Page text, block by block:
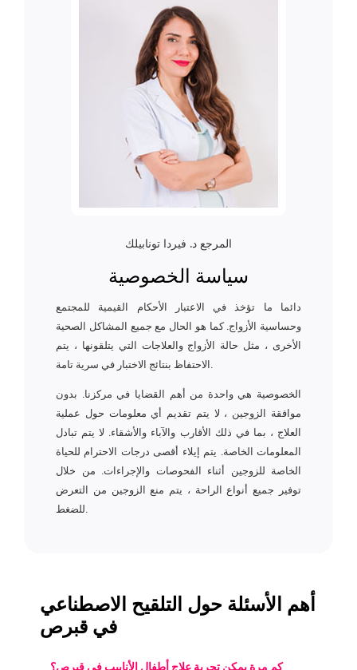
المرجع د. فيردا تونابيلك
سياسة الخصوصية
دائما ما تؤخذ في الاعتبار الأحكام القيمية للمجتمع
وحساسية الأزواج. كما هو الحال مع جميع المشاكل الصحية
الأخرى ، مثل حالة الأزواج والعلاجات التي يتلقونها ، يتم
الاحتفاظ بنتائج الاختبار في سرية تامة.
الخصوصية هي واحدة من أهم القضايا في مركزنا. بدون
موافقة الزوجين ، لا يتم تقديم أي معلومات حول عملية
العلاج ، بما في ذلك الأقارب والآباء والأشقاء. لا يتم تبادل
المعلومات الخاصة. يتم إيلاء أقصى درجات الاحترام للحياة
الخاصة للزوجين أثناء الفحوصات والإجراءات. من خلال
توفير جميع أنواع الراحة ، يتم منع الزوجين من التعرض
للضغط.
أهم الأسئلة حول التلقيح الاصطناعي
في قبرص
كم مرة يمكن تجربة علاج أطفال الأنابيب في قبرص؟